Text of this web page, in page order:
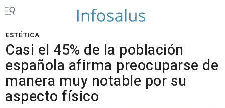
ESTÉTICA
Casi el 45% de la población
española afirma preocuparse de
manera muy notable por su
aspecto físico